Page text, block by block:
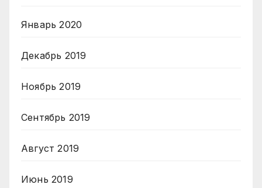
Январь 2020
Декабрь 2019
Ноябрь 2019
Сентябрь 2019
Август 2019
Июнь 2019